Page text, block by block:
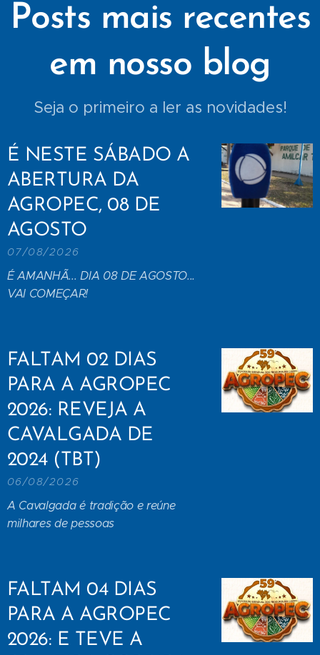
Posts mais recentes
em nosso blog
Seja o primeiro a ler as novidades!
É NESTE SÁBADO A
ABERTURA DA
AGROPEC, 08 DE
AGOSTO
07/08/2026
É AMANHÃ... DIA 08 DE AGOSTO...
VAI COMEÇAR!
FALTAM 02 DIAS
PARA A AGROPEC
2026: REVEJA A
CAVALGADA DE
2024 (TBT)
06/08/2026
A Cavalgada é tradição e reúne
milhares de pessoas
FALTAM 04 DIAS
PARA A AGROPEC
2026: E TEVE A